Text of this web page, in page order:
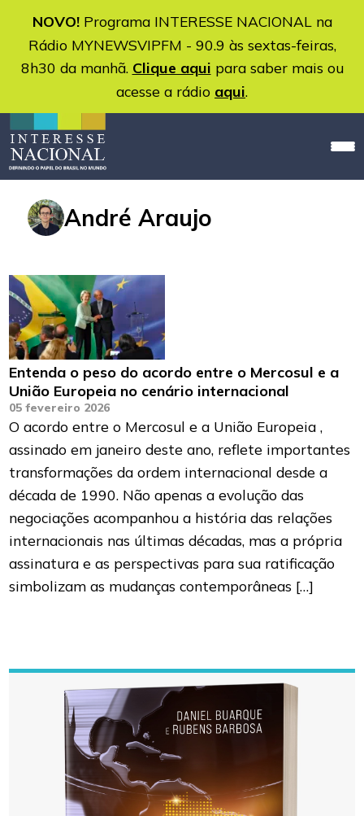
NOVO!Programa INTERESSE NACIONAL na
Rádio MYNEWSVIPFM - 90.9 às sextas-feiras,
8h30 da manhã. Clique aqui para saber mais ou
acesse a rádio aqui.
André Araujo
Entenda o peso do acordo entre o Mercosul e a
União Europeia no cenário internacional
05 fevereiro 2026
O acordo entre o Mercosul e a União Europeia ,
assinado em janeiro deste ano, reflete importantes
transformações da ordem internacional desde a
década de 1990. Não apenas a evolução das
negociações acompanhou a história das relações
internacionais nas últimas décadas, mas a própria
assinatura e as perspectivas para sua ratificação
simbolizam as mudanças contemporâneas […]